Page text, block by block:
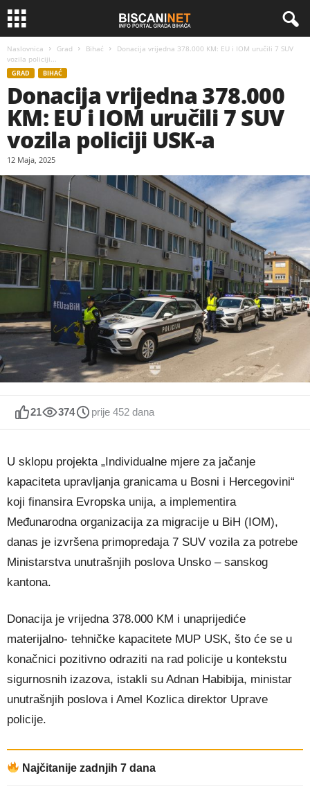
Naslovnica Grad Bihać
Donacija vrijedna 378.000 KM: EU i IOM uručili 7 SUV
vozila policiji...
GRAD BIHAĆ
Donacija vrijedna 378.000
KM: EU i IOM uručili 7 SUV
vozila policiji USK-a
12 Maja, 2025
21 374 prije 452 dana
U sklopu projekta „Individualne mjere za jačanje
kapaciteta upravljanja granicama u Bosni i Hercegovini“
koji finansira Evropska unija, a implementira
Međunarodna organizacija za migracije u BiH (IOM),
danas je izvršena primopredaja 7 SUV vozila za potrebe
Ministarstva unutrašnjih poslova Unsko – sanskog
kantona.
Donacija je vrijedna 378.000 KM i unaprijediće
materijalno- tehničke kapacitete MUP USK, što će se u
konačnici pozitivno odraziti na rad policije u kontekstu
sigurnosnih izazova, istakli su Adnan Habibija, ministar
unutrašnjih poslova i Amel Kozlica direktor Uprave
policije.
Najčitanije zadnjih 7 dana